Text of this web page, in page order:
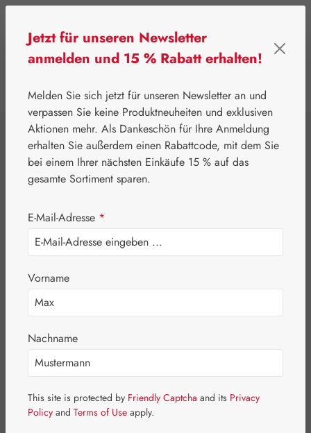
⌂ Gall Pharma Aminosäuren
Kreatin 500 mg
GPH Kapseln
Bildergalerie überspringen
Jetzt für unseren Newsletter
anmelden und 15 % Rabatt erhalten!
Melden Sie sich jetzt für unseren Newsletter an und
verpassen Sie keine Produktneuheiten und exklusiven
Aktionen mehr. Als Dankeschön für Ihre Anmeldung
erhalten Sie außerdem einen Rabattcode, mit dem Sie
bei einem Ihrer nächsten Einkäufe 15 % auf das
gesamte Sortiment sparen.
E-Mail-Adresse *
Vorname
Nachname
This site is protected by Friendly Captcha and its Privacy
Policy and Terms of Use apply.